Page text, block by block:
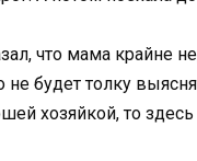
что мама крайне
будет толку
хозяйкой, то